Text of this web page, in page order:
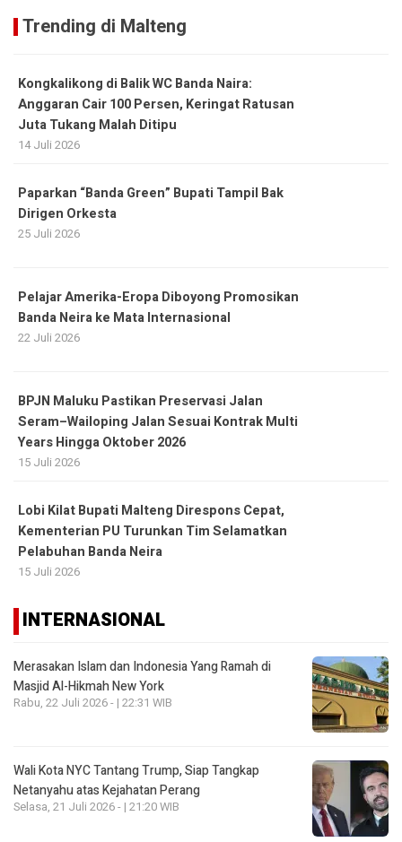
Trending di Malteng
Kongkalikong di Balik WC Banda Naira:
Anggaran Cair 100 Persen, Keringat Ratusan
Juta Tukang Malah Ditipu
14 Juli 2026
Paparkan “Banda Green” Bupati Tampil Bak
Dirigen Orkesta
25 Juli 2026
Pelajar Amerika-Eropa Diboyong Promosikan
Banda Neira ke Mata Internasional
22 Juli 2026
BPJN Maluku Pastikan Preservasi Jalan
Seram–Wailoping Jalan Sesuai Kontrak Multi
Years Hingga Oktober 2026
15 Juli 2026
Lobi Kilat Bupati Malteng Direspons Cepat,
Kementerian PU Turunkan Tim Selamatkan
Pelabuhan Banda Neira
15 Juli 2026
INTERNASIONAL
Merasakan Islam dan Indonesia Yang Ramah di
Masjid Al-Hikmah New York
Rabu, 22 Juli 2026 - | 22:31 WIB
Wali Kota NYC Tantang Trump, Siap Tangkap
Netanyahu atas Kejahatan Perang
Selasa, 21 Juli 2026 - | 21:20 WIB